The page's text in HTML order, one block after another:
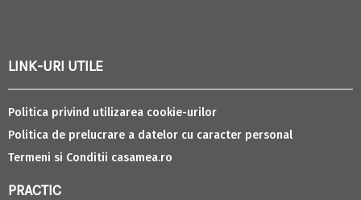
LINK-URI UTILE
Politica privind utilizarea cookie-urilor
Politica de prelucrare a datelor cu caracter personal
Termeni si Conditii casamea.ro
PRACTIC